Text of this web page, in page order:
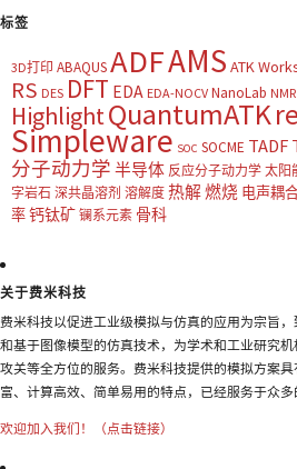
标签
3D打印 ABAQUSADFAMS ATK
RS DES DFT EDA EDA-NOCV NanoLab NMR
HighlightQuantumATK
Simpleware SOC SOCME TADF
分子动力学 半导体 反应分子动力学 太阳
字岩石 深共晶溶剂 溶解度 热解燃烧 电声耦
率钙钛矿 镧系元素 骨科
关于费米科技
费米科技以促进工业级模拟与仿真的应用为宗旨
和基于图像模型的仿真技术，为学术和工业研究
攻关等全方位的服务。费米科技提供的模拟方案
富、计算高效、简单易用的特点，已经服务于众多
欢迎加入我们！（点击链接）